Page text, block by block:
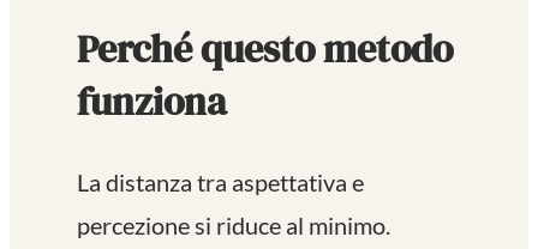
Perché questo metodo
funziona
La distanza tra aspettativa e
percezione si riduce al minimo.